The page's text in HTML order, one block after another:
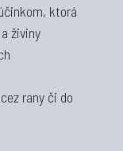
ktorá
živiny
rany či do